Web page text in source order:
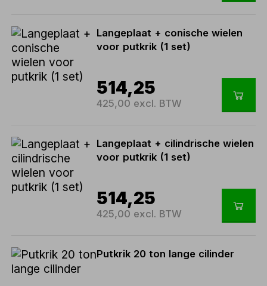
Langeplaat + conische wielen
voor putkrik (1 set)
514,25
425,00 excl. BTW
Langeplaat + cilindrische wielen
voor putkrik (1 set)
514,25
425,00 excl. BTW
Putkrik 20 ton lange cilinder